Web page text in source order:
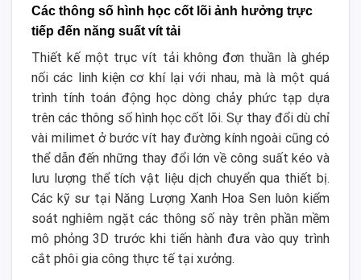
Các thông số hình học cốt lõi ảnh hưởng trực
tiếp đến năng suất vít tải
Thiết kế một trục vít tải không đơn thuần là ghép
nối các linh kiện cơ khí lại với nhau, mà là một quá
trình tính toán động học dòng chảy phức tạp dựa
trên các thông số hình học cốt lõi. Sự thay đổi dù chỉ
vài milimet ở bước vít hay đường kính ngoài cũng có
thể dẫn đến những thay đổi lớn về công suất kéo và
lưu lượng thể tích vật liệu dịch chuyển qua thiết bị.
Các kỹ sư tại Năng Lượng Xanh Hoa Sen luôn kiểm
soát nghiêm ngặt các thông số này trên phần mềm
mô phỏng 3D trước khi tiến hành đưa vào quy trình
cắt phôi gia công thực tế tại xưởng.